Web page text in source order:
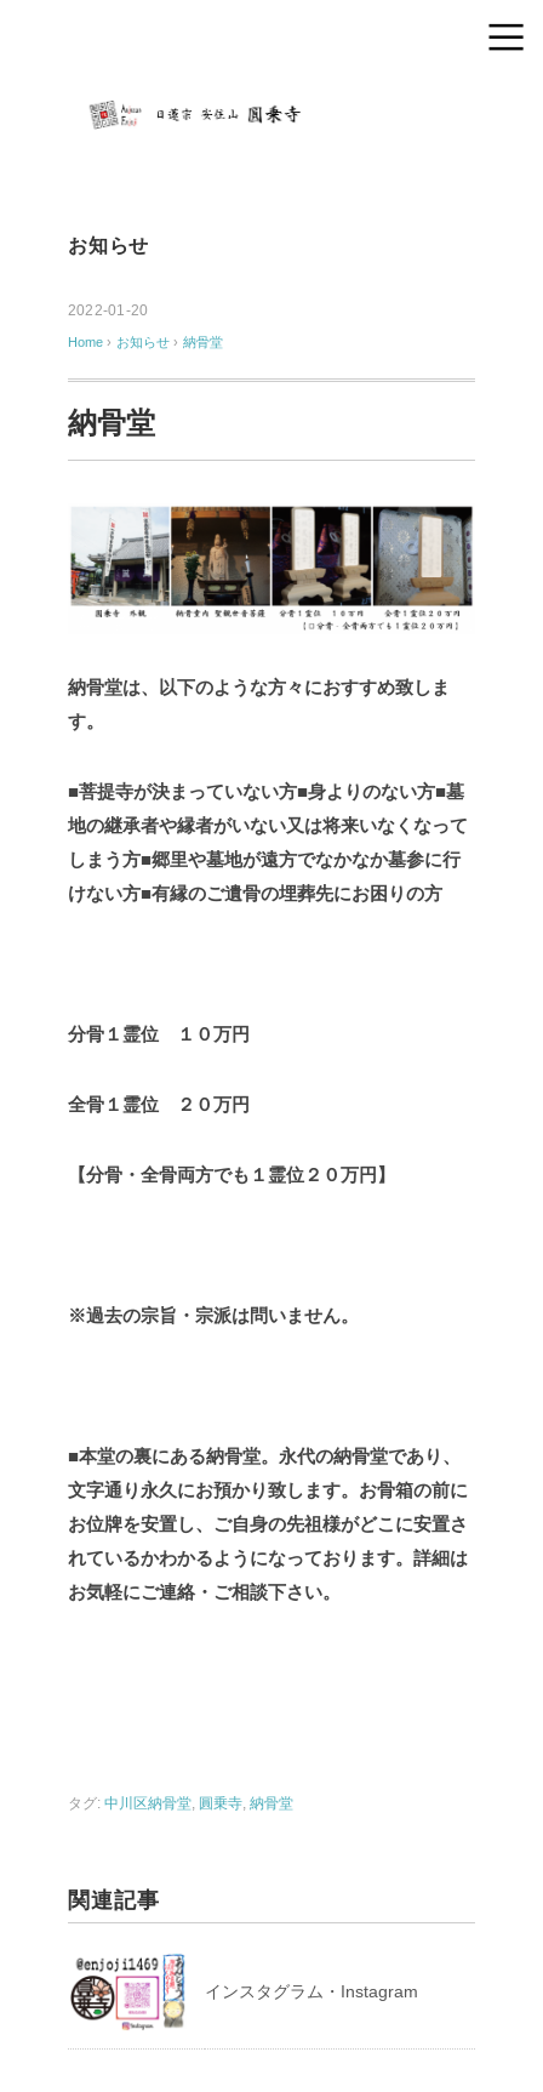
お知らせ
2022-01-20
Home › お知らせ › 納骨堂
納骨堂
納骨堂は、以下のような方々におすすめ致しま
す。
■菩提寺が決まっていない方■身よりのない方■墓
地の継承者や縁者がいない又は将来いなくなって
しまう方■郷里や墓地が遠方でなかなか墓参に行
けない方■有縁のご遺骨の埋葬先にお困りの方
分骨１霊位 １０万円
全骨１霊位 ２０万円
【分骨・全骨両方でも１霊位２０万円】
※過去の宗旨・宗派は問いません。
■本堂の裏にある納骨堂。永代の納骨堂であり、
文字通り永久にお預かり致します。お骨箱の前に
お位牌を安置し、ご自身の先祖様がどこに安置さ
れているかわかるようになっております。詳細は
お気軽にご連絡・ご相談下さい。
タグ: 中川区納骨堂, 圓乗寺, 納骨堂
関連記事
インスタグラム・Instagram